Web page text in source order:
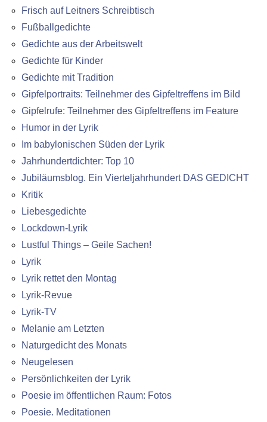
Frisch auf Leitners Schreibtisch
Fußballgedichte
Gedichte aus der Arbeitswelt
Gedichte für Kinder
Gedichte mit Tradition
Gipfelportraits: Teilnehmer des Gipfeltreffens im Bild
Gipfelrufe: Teilnehmer des Gipfeltreffens im Feature
Humor in der Lyrik
Im babylonischen Süden der Lyrik
Jahrhundertdichter: Top 10
Jubiläumsblog. Ein Vierteljahrhundert DAS GEDICHT
Kritik
Liebesgedichte
Lockdown-Lyrik
Lustful Things – Geile Sachen!
Lyrik
Lyrik rettet den Montag
Lyrik-Revue
Lyrik-TV
Melanie am Letzten
Naturgedicht des Monats
Neugelesen
Persönlichkeiten der Lyrik
Poesie im öffentlichen Raum: Fotos
Poesie. Meditationen